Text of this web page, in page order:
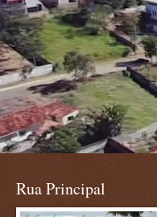
Rua Principal